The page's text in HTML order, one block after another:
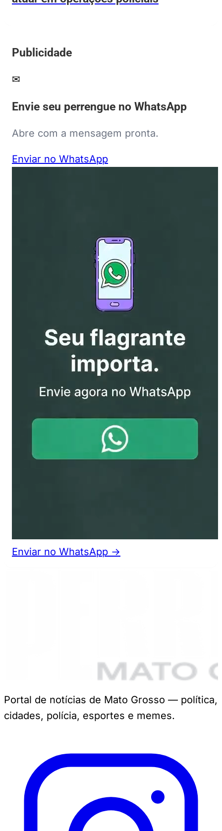
Publicidade
✉
Envie seu perrengue no WhatsApp
Abre com a mensagem pronta.
Enviar no WhatsApp
Enviar no WhatsApp →
Portal de notícias de Mato Grosso — política,
cidades, polícia, esportes e memes.